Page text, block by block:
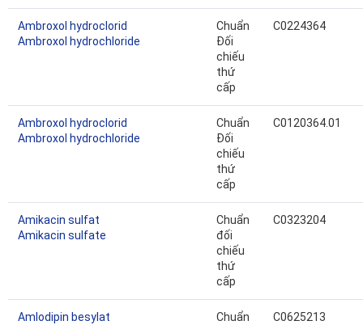
Ambroxol hydroclorid
Ambroxol hydrochloride
Chuẩn
Đối
chiếu
thứ
cấp
C0224364
Ambroxol hydroclorid
Ambroxol hydrochloride
Chuẩn
Đối
chiếu
thứ
cấp
C0120364.01
Amikacin sulfat
Amikacin sulfate
Chuẩn
đối
chiếu
thứ
cấp
C0323204
Amlodipin besylat
Chuẩn
C0625213